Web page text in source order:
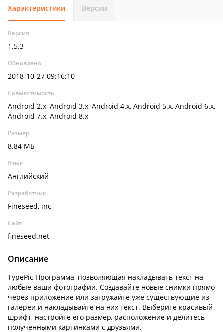
Характеристики Версии
Версия
1.5.3
Обновлено
2018-10-27 09:16:10
Совместимость
Android 2.x, Android 3.x, Android 4.x, Android 5.x, Android 6.x,
Android 7.x, Android 8.x
Размер
8.84 МБ
Язык
Английский
Разработчик
Fineseed, inc
Сайт
fineseed.net
Описание
TypePic Программа, позволяющая накладывать текст на
любые ваши фотографии. Создавайте новые снимки прямо
через приложение или загружайте уже существующие из
галереи и накладывайте на них текст. Выберите красивый
шрифт, настройте его размер, расположение и делитесь
полученными картинками с друзьями.